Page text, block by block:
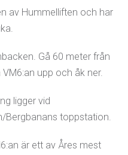
av Hummelliften och har
Gå 60 meter från
upp och åk ner.
ligger vid
Bergbanans toppstation.
är ett av Åres mest